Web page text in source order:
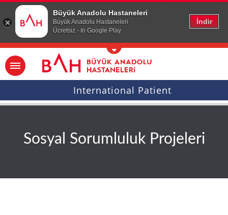
Büyük Anadolu Hastaneleri
Büyük Anadolu Hastaneleri
Ücretsiz - In Google Play
İndir
Ana icerige atla
International Patient
Sosyal Sorumluluk Projeleri